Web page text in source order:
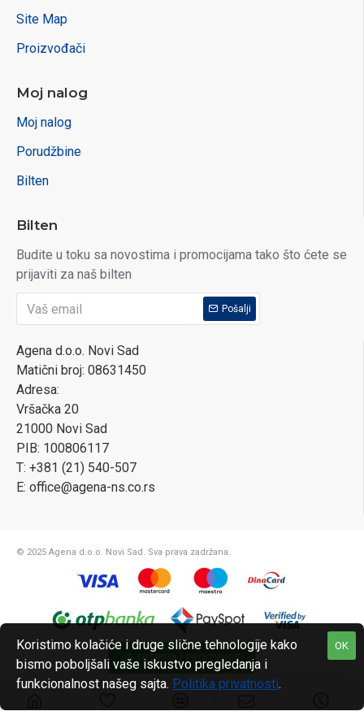
Site Map
Proizvođači
Moj nalog
Moj nalog
Porudžbine
Bilten
Bilten
Budite u toku sa novostima i promocijama tako što ćete se
prijaviti za naš bilten
Pošalji
Agena d.o.o. Novi Sad
Matični broj: 08631450
Adresa:
Vršačka 20
21000 Novi Sad
PIB: 100806117
T: +381 (21) 540-507
E: office@agena-ns.co.rs
© 2025 Agena d.o.o. Novi Sad. Sva prava zadržana.
OK
Koristimo kolačiće i druge slične tehnologije kako
bismo poboljšali vaše iskustvo pregledanja i
funkcionalnost našeg sajta. Politika privatnosti.
FILTRIRAJ PROIZVODE